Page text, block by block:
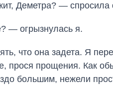
Деметра? — спросила
— огрызнулась я.
что она задета. Я
прося прощения. Как
большим, нежели